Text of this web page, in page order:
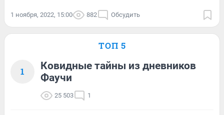
1 ноября, 2022, 15:00 882 Обсудить
ТОП 5
1
Ковидные тайны из дневников
Фаучи
25 503 1